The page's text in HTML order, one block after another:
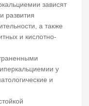
зависят
развития
а также
и кислотно-
у
и